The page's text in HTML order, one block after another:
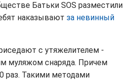
Батьки SOS разместили
наказывают за невинный
с утяжелителем -
муляжом снаряда. Причем
раз. Такими методами